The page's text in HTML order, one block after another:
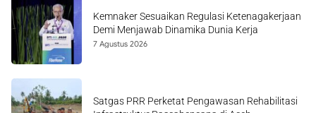
Kemnaker Sesuaikan Regulasi Ketenagakerjaan
Demi Menjawab Dinamika Dunia Kerja
7 Agustus 2026
Satgas PRR Perketat Pengawasan Rehabilitasi